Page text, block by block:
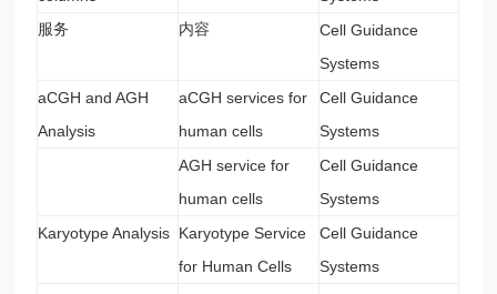
服务 内容
Cell Guidance
Systems
aCGH and AGH
Analysis
aCGH services for
human cells
Cell Guidance
Systems
AGH service for
human cells
Cell Guidance
Systems
Karyotype Analysis Karyotype Service
for Human Cells
Cell Guidance
Systems